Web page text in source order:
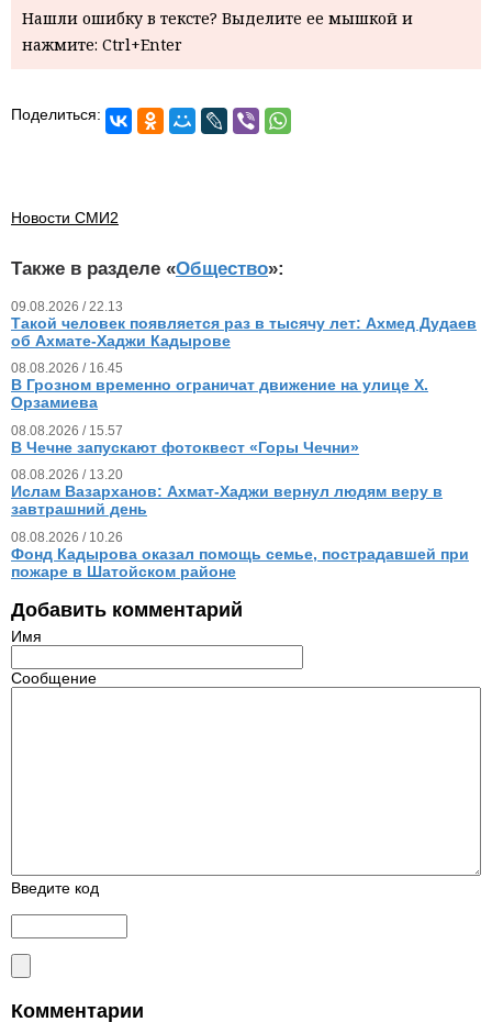
Нашли ошибку в тексте? Выделите ее мышкой и
нажмите: Ctrl+Enter
Поделиться:
Новости СМИ2
Также в разделе «Общество»:
09.08.2026 / 22.13
Такой человек появляется раз в тысячу лет: Ахмед Дудаев
об Ахмате-Хаджи Кадырове
08.08.2026 / 16.45
В Грозном временно ограничат движение на улице Х.
Орзамиева
08.08.2026 / 15.57
В Чечне запускают фотоквест «Горы Чечни»
08.08.2026 / 13.20
Ислам Вазарханов: Ахмат-Хаджи вернул людям веру в
завтрашний день
08.08.2026 / 10.26
Фонд Кадырова оказал помощь семье, пострадавшей при
пожаре в Шатойском районе
Добавить комментарий
Имя
Сообщение
Введите код
Комментарии